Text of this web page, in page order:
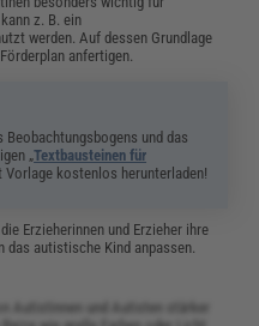
z. B. ein
werden. Auf dessen Grundlage
anfertigen.
und das
„Textbausteinen für
Vorlage kostenlos herunterladen!
Erzieherinnen und Erzieher ihre
das autistische Kind anpassen.
Autistinnen und Autisten stärker